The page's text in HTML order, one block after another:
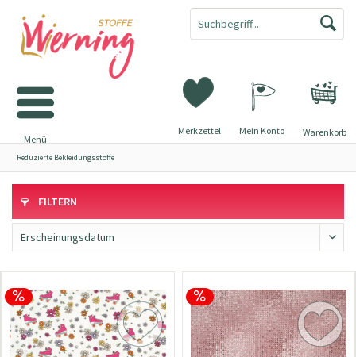
Warenkorb
Merkzettel Mein Konto
Menü
Reduzierte Bekleidungsstoffe
FILTERN